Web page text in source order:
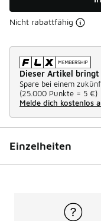
Nicht rabattfähig
Dieser Artikel
Spare bei einem
(25.000 Punkte = 5 €)
Melde dich kostenlos
Einzelheiten